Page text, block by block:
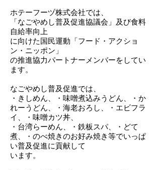
ホテーフーヅ株式会社では、
「なごやめし普及促進協議会」及び食料
自給率向上
に向けた国民運動「フード・アクショ
ン・ニッポン」
の推進協力パートナーメンバーをしてい
ます。
なごやめし普及促進では、
・きしめん、・味噌煮込みうどん、
・か
れーうどん、
・海老おろし、・エビフラ
イ、・味噌カツ丼、
・台湾らーめん、・鉄板スパ、・どて
煮、・のべ焼きのお好み焼き等でいっぱ
い普及促進に貢献して
います。